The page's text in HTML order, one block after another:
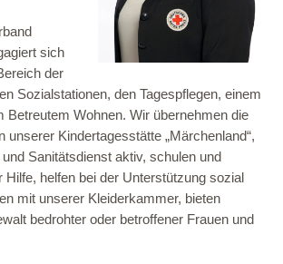
sich
der
Sozialstationen, den Tagespflegen, einem
Betreutem Wohnen. Wir übernehmen die
unserer Kindertagesstätte „Märchenland“,
Sanitätsdienst aktiv, schulen und
Hilfe, helfen bei der Unterstützung sozial
mit unserer Kleiderkammer, bieten
bedrohter oder betroffener Frauen und